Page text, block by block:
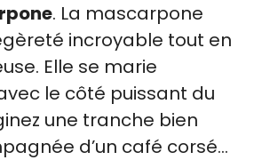
. La mascarpone
incroyable tout en
Elle se marie
le côté puissant du
une tranche bien
d’un café corsé…